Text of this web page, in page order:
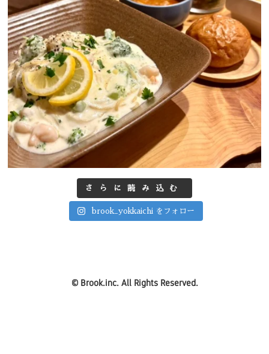
さらに読み込む
brook_yokkaichi をフォロー
© Brook.inc.All Rights Reserved.